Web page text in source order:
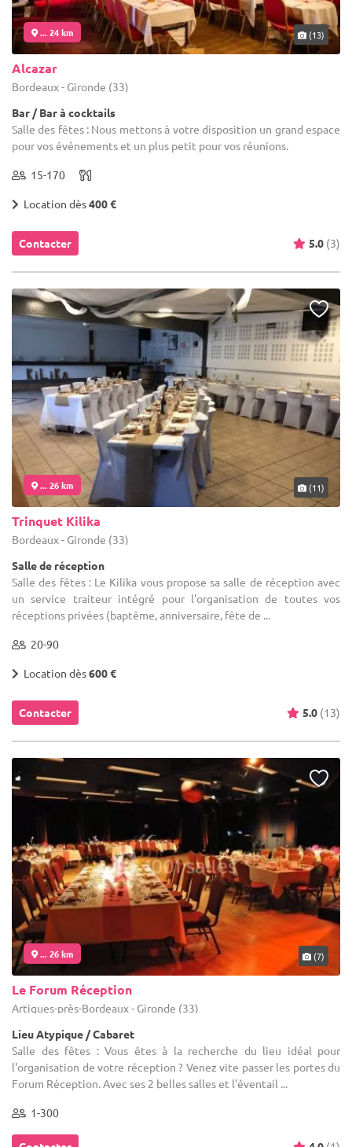
... 24 km (13)
Alcazar
Bordeaux - Gironde (33)
Bar / Bar à cocktails
Salle des fêtes : Nous mettons à votre disposition un grand espace
pour vos événements et un plus petit pour vos réunions.
15-170
Location dès400 €
Contacter 5.0 (3)
... 26 km (11)
Trinquet Kilika
Bordeaux - Gironde (33)
Salle de réception
Salle des fêtes : Le Kilika vous propose sa salle de réception avec
un service traiteur intégré pour l'organisation de toutes vos
réceptions privées (baptême, anniversaire, fête de ...
20-90
Location dès600 €
Contacter 5.0 (13)
... 26 km (7)
Le Forum Réception
Artigues-près-Bordeaux - Gironde (33)
Lieu Atypique / Cabaret
Salle des fêtes : Vous êtes à la recherche du lieu idéal pour
l'organisation de votre réception ? Venez vite passer les portes du
Forum Réception. Avec ses 2 belles salles et l'éventail ...
1-300